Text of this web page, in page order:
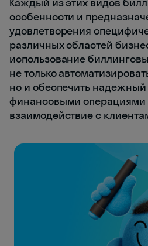
особенности и
удовлетворения
различных областей
использование
не только
но и обеспечить надежный
финансовыми операциями
взаимодействие с